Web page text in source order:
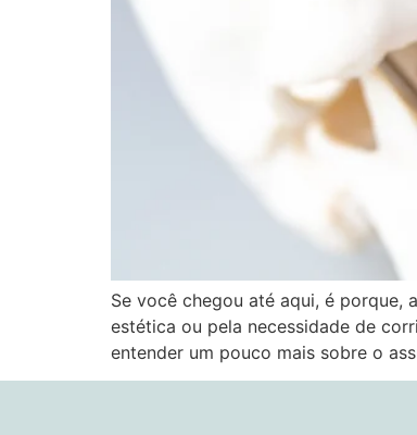
Se você chegou até aqui, é porque,
estética ou pela necessidade de
entender um pouco mais sobre o